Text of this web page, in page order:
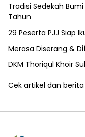
Tradisi Sedekah
Tahun
29 Peserta PJJ Siap
Merasa Diserang &
DKM Thoriqul Khoir
Cek artikel dan